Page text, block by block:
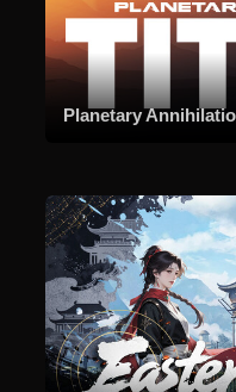
Planetary